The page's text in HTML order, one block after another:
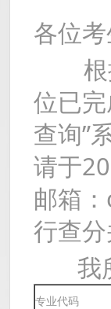
各位
根据
位已
查询”
请于
邮箱
行查
我所
专业代码